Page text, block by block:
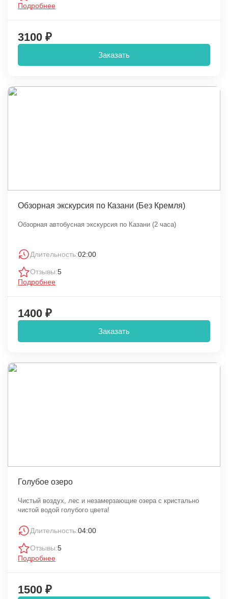
Подробнее
3100 ₽
Заказать
Обзорная экскурсия по Казани (Без Кремля)
Обзорная автобусная экскурсия по Казани (2 часа)
Длительность:02:00
Отзывы:5
Подробнее
1400 ₽
Заказать
Голубое озеро
Чистый воздух, лес и незамерзающие озера с кристально
чистой водой голубого цвета!
Длительность:04:00
Отзывы:5
Подробнее
1500 ₽